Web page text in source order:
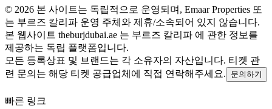
© 2026 본 사이트는 독립적으로 운영되며, Emaar Properties 또
는 부르즈 칼리파 운영 주체와 제휴/소속되어 있지 않습니다.
본 웹사이트 theburjdubai.ae 는 부르즈 칼리파 에 관한 정보를
제공하는 독립 플랫폼입니다.
모든 등록상표 및 브랜드는 각 소유자의 자산입니다. 티켓 관
련 문의는 해당 티켓 공급업체에 직접 연락해주세요.
문의하기
빠른 링크